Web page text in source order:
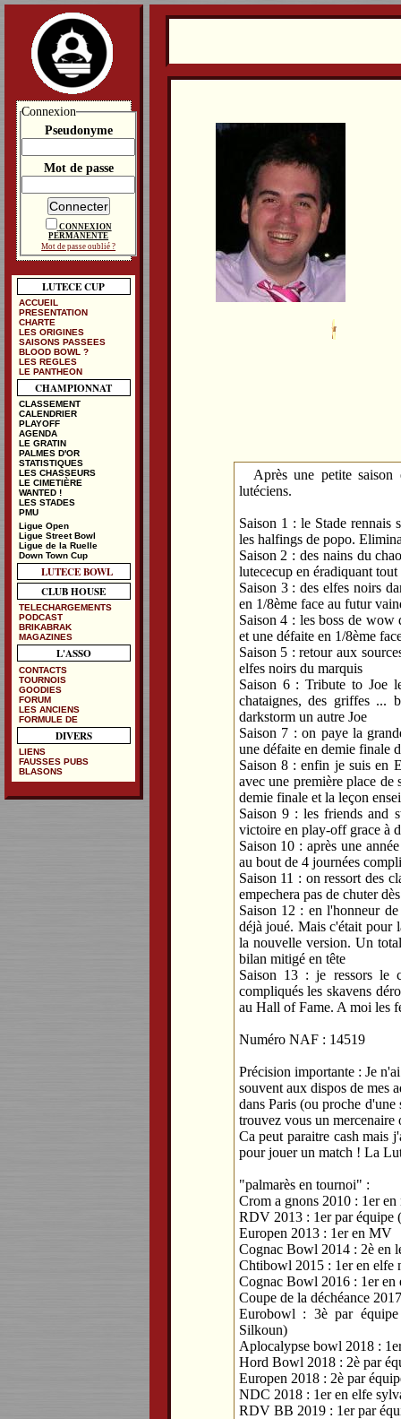
Après une petite
lutéciens.
Saison 1 : le Stade rennais
les halfings de popo.
Saison 2 : des nains du
lutececup en éradiquant
Saison 3 : des elfes noirs
en 1/8ème face au futur
Saison 4 : les boss de
et une défaite en 1/8ème
Saison 5 : retour aux
elfes noirs du marquis
Saison 6 : Tribute to Joe
chataignes, des griffes ...
darkstorm un autre Joe
Saison 7 : on paye la
une défaite en demie finale
Saison 8 : enfin je suis en
avec une première place
demie finale et la leçon
Saison 9 : les friends and
victoire en play-off grace à
Saison 10 : après une
au bout de 4 journées
Saison 11 : on ressort des
empechera pas de chuter
Saison 12 : en l'honneur
déjà joué. Mais c'était pour
la nouvelle version. Un
bilan mitigé en tête
Saison 13 : je ressors le
compliqués les skavens
au Hall of Fame. A moi les
Numéro NAF : 14519
Précision importante : Je
souvent aux dispos de mes
dans Paris (ou proche
trouvez vous un
Ca peut paraitre cash mais
pour jouer un match ! La
"palmarès en tournoi" :
Crom a gnons 2010 : 1er en
RDV 2013 : 1er par équipe
Europen 2013 : 1er en MV
Cognac Bowl 2014 : 2è en
Chtibowl 2015 : 1er en elfe
Cognac Bowl 2016 : 1er en
Coupe de la déchéance
Eurobowl : 3è par
Silkoun)
Aplocalypse bowl 2018 :
Hord Bowl 2018 : 2è par
Europen 2018 : 2è par
NDC 2018 : 1er en elfe
RDV BB 2019 : 1er par
Connexion
Pseudonyme
Mot de passe
CONNEXION
PERMANENTE
Mot de passe oublié ?
LUTECE CUP
ACCUEIL
PRESENTATION
CHARTE
LES ORIGINES
SAISONS PASSEES
BLOOD BOWL ?
LES REGLES
LE PANTHEON
CHAMPIONNAT
CLASSEMENT
CALENDRIER
PLAYOFF
AGENDA
LE GRATIN
PALMES D'OR
STATISTIQUES
LES CHASSEURS
LE CIMETIÈRE
WANTED !
LES STADES
PMU
Ligue Open
Ligue Street Bowl
Ligue de la Ruelle
Down Town Cup
LUTECE BOWL
CLUB HOUSE
TELECHARGEMENTS
PODCAST
BRIKABRAK
MAGAZINES
L'ASSO
CONTACTS
TOURNOIS
GOODIES
FORUM
LES ANCIENS
FORMULE DE
DIVERS
LIENS
FAUSSES PUBS
BLASONS